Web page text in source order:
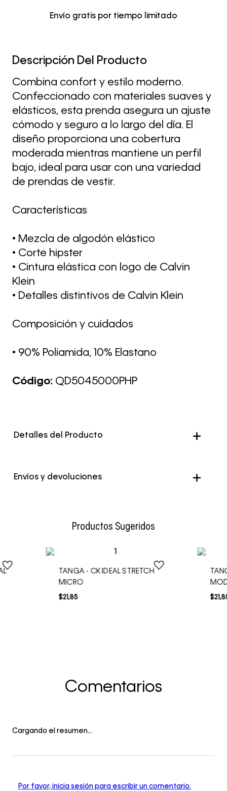
Envío gratis por tiempo limitado
Descripción Del Producto
Combina confort y estilo moderno.
Confeccionado con materiales suaves y
elásticos, esta prenda asegura un ajuste
cómodo y seguro a lo largo del día. El
diseño proporciona una cobertura
moderada mientras mantiene un perfil
bajo, ideal para usar con una variedad
de prendas de vestir.
Características
• Mezcla de algodón elástico
• Corte hipster
• Cintura elástica con logo de Calvin
Klein
• Detalles distintivos de Calvin Klein
Composición y cuidados
• 90% Poliamida, 10% Elastano
Código: QD5045000PHP
Detalles del Producto
Envíos y devoluciones
Productos Sugeridos
TANGA - CK IDEAL STRETCH
MICRO
$21,85 $21,
Comentarios
Cargando el resumen…
Por favor, inicia sesión para escribir un comentario.